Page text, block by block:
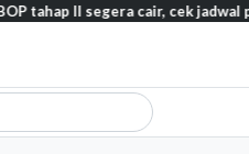
cair, cek jadwal pengajuannya